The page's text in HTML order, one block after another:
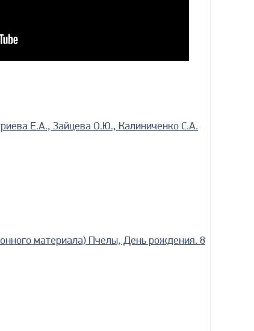
Е.А., Зайцева О.Ю., Калиниченко С.А.
материала) Пчелы, День рождения. 8